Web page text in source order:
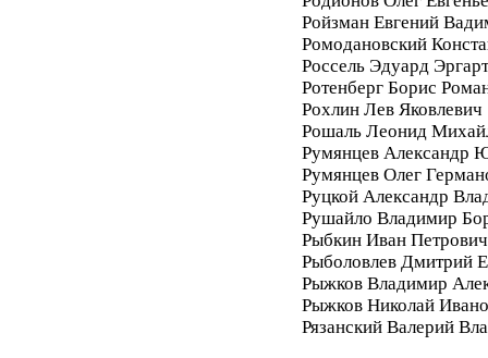
Ройзман Евгений
Ромодановский
Россель Эдуард
Ротенберг Борис
Рохлин Лев Яковлевич
Рошаль Леонид
Румянцев Александр
Румянцев Олег
Руцкой Александр
Рушайло Владимир
Рыбкин Иван Петрович
Рыболовлев Дмитрий
Рыжков Владимир
Рыжков Николай
Рязанский Валерий